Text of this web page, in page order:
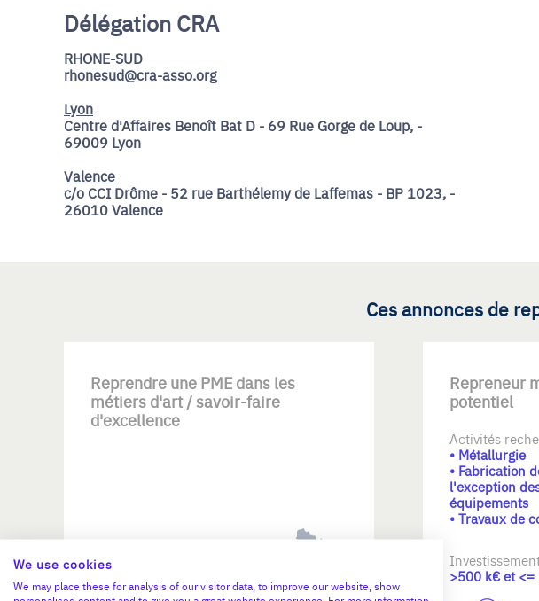
Délégation CRA
RHONE-SUD
rhonesud@cra-asso.org
Lyon
Centre d'Affaires Benoît Bat D - 69 Rue Gorge de Loup, -
69009 Lyon
Valence
c/o CCI Drôme - 52 rue Barthélemy de Laffemas - BP 1023, -
26010 Valence
Ces annonces de
Reprendre une PME dans les
métiers d'art / savoir-faire
d'excellence
Investissement max:
Repreneur
potentiel
Activités
• Métallurgie
• Fabrication
l'exception
équipements
• Travaux de
>500 k€ et <=
We use cookies
We may place these for analysis of our visitor data, to improve our website, show